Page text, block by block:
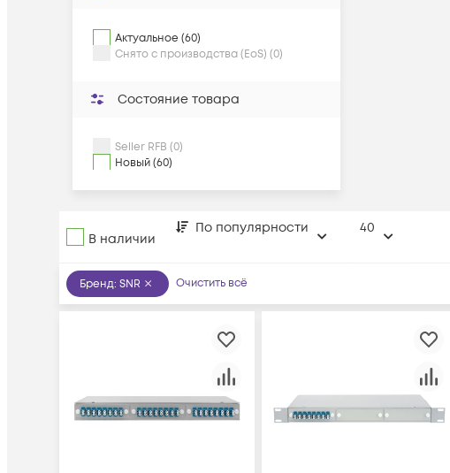
Актуальное (60)
Снято с производства (EoS) (0)
Состояние товара
Seller RFB (0)
Новый (60)
В наличии
По популярности 40
Бренд: SNR Очистить всё